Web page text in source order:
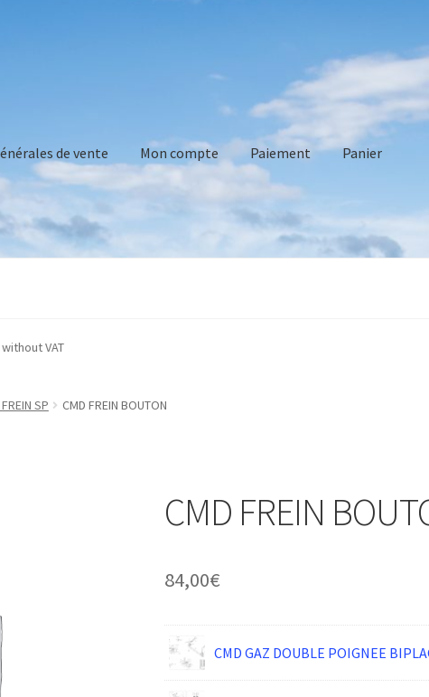
de vente Mon compte Paiement Panier
vente
without VAT
SP CMD FREIN BOUTON
CMD FREIN
84,00€
CMD GAZ DOUBLE POIGNEE